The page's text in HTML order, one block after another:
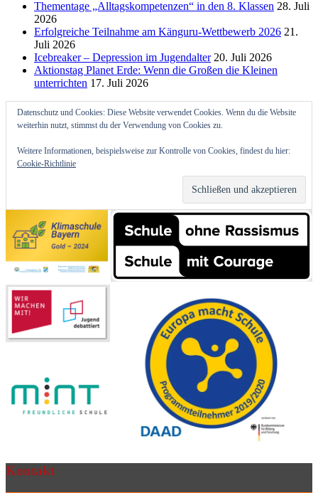
Thementage „Alltagskompetenzen“ in den 8. Klassen 28. Juli
2026
Erfolgreiche Teilnahme am Känguru-Wettbewerb 2026 21.
Juli 2026
Icebreaker – Depression im Jugendalter 20. Juli 2026
Aktionstag Planet Erde: Wenn die Großen die Kleinen
unterrichten 17. Juli 2026
Datenschutz und Cookies: Diese Website verwendet Cookies. Wenn du die Website
weiterhin nutzt, stimmst du der Verwendung von Cookies zu.
Weitere Informationen, beispielsweise zur Kontrolle von Cookies, findest du hier:
Cookie-Richtlinie
Kontakt